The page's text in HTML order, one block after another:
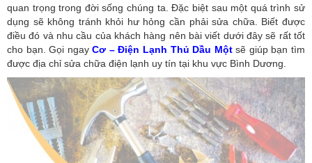
quan trọng trong đời sống chúng ta. Đặc biệt sau một quá trình sử
dụng sẽ không tránh khỏi hư hỏng cần phải sửa chữa. Biết được
điều đó và nhu cầu của khách hàng nên bài viết dưới đây sẽ rất tốt
cho bạn. Gọi ngayCơ – Điện Lạnh Thủ Dầu Một sẽ giúp bạn tìm
được địa chỉ sửa chữa điện lạnh uy tín tại khu vực Bình Dương.